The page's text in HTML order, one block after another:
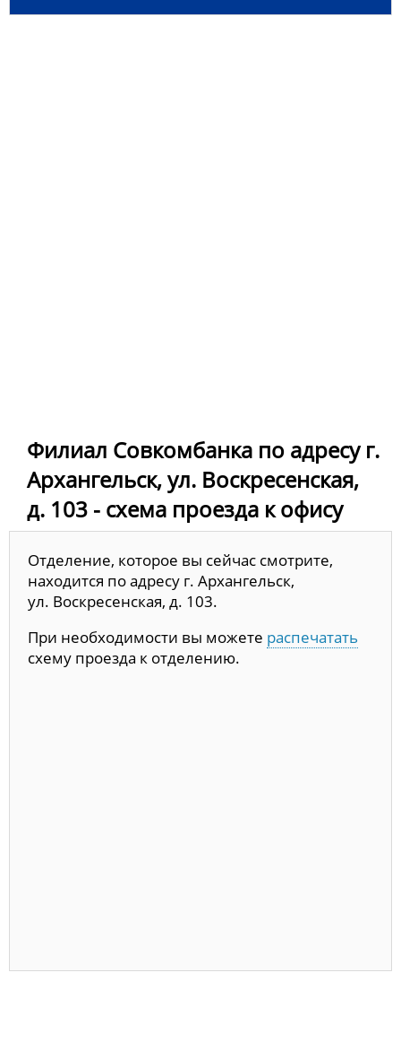
Филиал Совкомбанка по адресу г.
Архангельск, ул. Воскресенская,
д. 103 - схема проезда к офису
Отделение, которое вы сейчас смотрите,
находится по адресу г. Архангельск,
ул. Воскресенская, д. 103.
При необходимости вы можете распечатать
схему проезда к отделению.